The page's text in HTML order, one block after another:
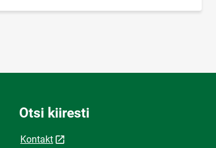
Otsi kiiresti
Kontakt